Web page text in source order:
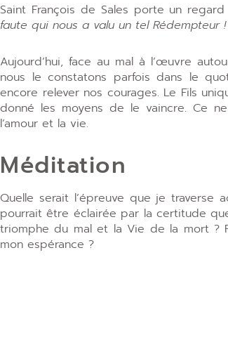
Saint François de Sales porte un
faute qui nous a valu un tel Rédempteur
Aujourd’hui, face au mal à l’œuvre
nous le constatons parfois dans le
encore relever nos courages. Le Fils
donné les moyens de le vaincre. Ce
l’amour et la vie.
Méditation
Quelle serait l’épreuve que je traverse
pourrait être éclairée par la certitude
triomphe du mal et la Vie de la mort ?
mon espérance ?